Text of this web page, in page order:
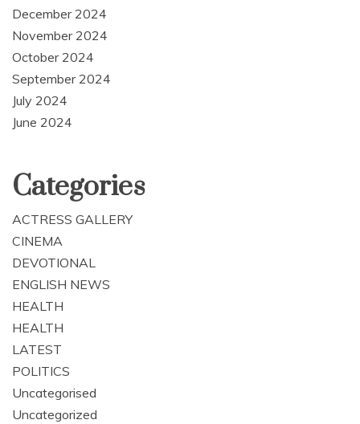
December 2024
November 2024
October 2024
September 2024
July 2024
June 2024
Categories
ACTRESS GALLERY
CINEMA
DEVOTIONAL
ENGLISH NEWS
HEALTH
HEALTH
LATEST
POLITICS
Uncategorised
Uncategorized